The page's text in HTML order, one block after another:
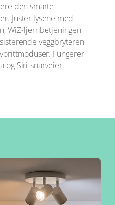
den smarte
Juster lysene med
WiZ-fjernbetjeningen
veggbryteren
Fungerer
og Siri-snarveier.